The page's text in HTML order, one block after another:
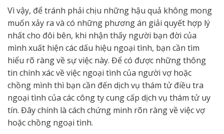
Vì vậy, để tránh phải chịu những hậu quả không mong
muốn xảy ra và có những phương án giải quyết hợp lý
nhất cho đôi bên, khi nhận thấy người bạn đời của
mình xuất hiện các dấu hiệu ngoại tình, bạn cần tìm
hiểu rõ ràng về sự việc này. Để có được những thông
tin chính xác về việc ngoại tình của người vợ hoặc
chồng mình thì bạn cần đến dịch vụ thám tử điều tra
ngoại tình của các công ty cung cấp dịch vụ thám tử uy
tín. Đây chính là cách chứng minh rõn ràng về việc vợ
hoặc chồng ngoại tình.